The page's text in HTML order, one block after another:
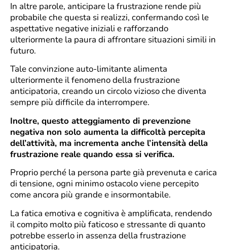
In altre parole, anticipare la frustrazione rende più
probabile che questa si realizzi, confermando così le
aspettative negative iniziali e rafforzando
ulteriormente la paura di affrontare situazioni simili in
futuro.
Tale convinzione auto-limitante alimenta
ulteriormente il fenomeno della frustrazione
anticipatoria, creando un circolo vizioso che diventa
sempre più difficile da interrompere.
Inoltre, questo atteggiamento di prevenzione
negativa non solo aumenta la difficoltà percepita
dell’attività, ma incrementa anche l’intensità della
frustrazione reale quando essa si verifica.
Proprio perché la persona parte già prevenuta e carica
di tensione, ogni minimo ostacolo viene percepito
come ancora più grande e insormontabile.
La fatica emotiva e cognitiva è amplificata, rendendo
il compito molto più faticoso e stressante di quanto
potrebbe esserlo in assenza della frustrazione
anticipatoria.